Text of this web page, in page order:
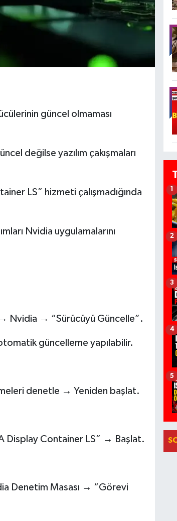
güncel olmaması
değilse yazılım çakışmaları
LS” hizmeti çalışmadığında
Nvidia uygulamalarını
→ Nvidia → “Sürücüyü Güncelle”.
güncelleme yapılabilir.
denetle → Yeniden başlat.
Container LS” → Başlat.
Denetim Masası → “Görevi
1
2
3
4
5